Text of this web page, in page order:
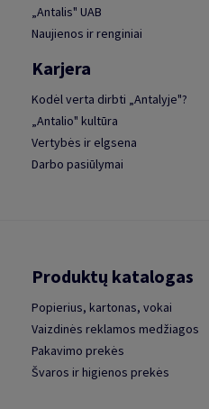
„Antalis" UAB
Naujienos ir renginiai
Karjera
Kodėl verta dirbti „Antalyje"?
„Antalio" kultūra
Vertybės ir elgsena
Darbo pasiūlymai
Produktų katalogas
Popierius, kartonas, vokai
Vaizdinės reklamos medžiagos
Pakavimo prekės
Švaros ir higienos prekės